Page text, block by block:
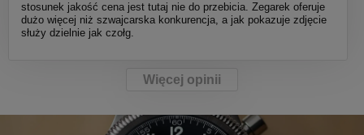
stosunek jakość cena jest tutaj nie do przebicia. Zegarek oferuje
dużo więcej niż szwajcarska konkurencja, a jak pokazuje zdjęcie
służy dzielnie jak czołg.
Więcej opinii